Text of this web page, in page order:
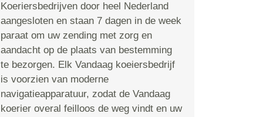
Koeriersbedrijven door heel Nederland
aangesloten en staan 7 dagen in de week
paraat om uw zending met zorg en
aandacht op de plaats van bestemming
te bezorgen. Elk Vandaag koeiersbedrijf
is voorzien van moderne
navigatieapparatuur, zodat de Vandaag
koerier overal feilloos de weg vindt en uw